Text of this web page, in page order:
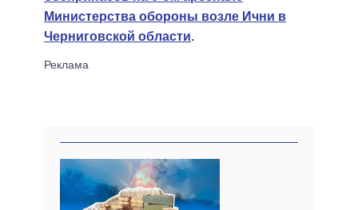
Министерства обороны возле Ични в
Черниговской области.